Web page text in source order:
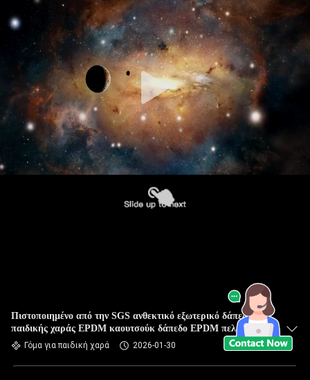
Πιστοποιημένο από την SGS ανθεκτικό εξωτερικό δάπεδο
παιδικής χαράς EPDM καουτσούκ δάπεδο EPDM πελέτες
Γόμα για παιδική χαρά 2026-01-30